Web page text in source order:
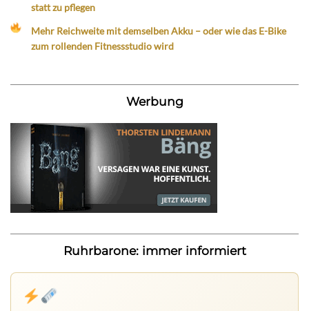
statt zu pflegen
Mehr Reichweite mit demselben Akku – oder wie das E-Bike
zum rollenden Fitnessstudio wird
Werbung
Ruhrbarone: immer informiert